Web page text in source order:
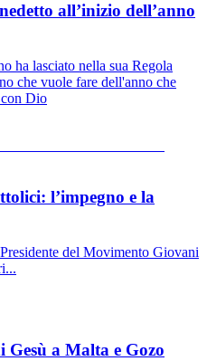
all’inizio dell’anno
ha lasciato nella sua Regola
che vuole fare dell'anno che
Dio
l’impegno e la
del Movimento Giovani
a Malta e Gozo